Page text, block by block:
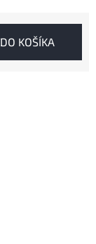
DO KOŠÍKA